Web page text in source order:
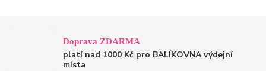
Doprava ZDARMA
platí nad 1000 Kč pro BALÍKOVNA výdejní
místa